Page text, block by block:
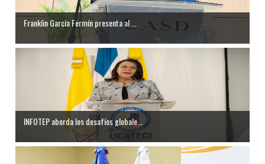
Franklin García Fermín presenta al ...
INFOTEP aborda los desafíos globale...